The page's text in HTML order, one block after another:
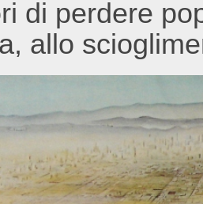
di perdere
allo